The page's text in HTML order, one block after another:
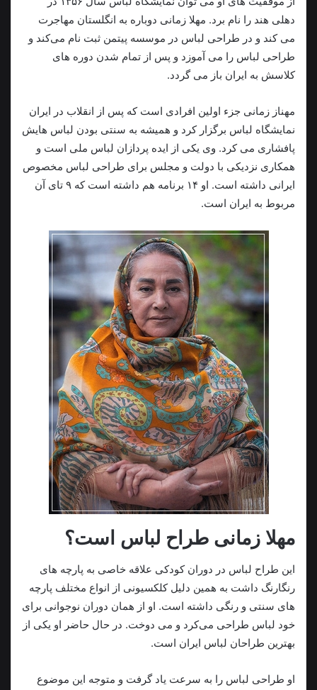
دهلی هند را نام برد. مهلا زمانی دوباره به انگلستان مهاجرت
می کند و در طراحی لباس در موسسه پیتمن ثبت‌ نام می‌کند و
طراحی لباس را می آموزد و پس از تمام‌ شدن دوره های
کلاسش به ایران باز می گردد.
مهناز زمانی جزء اولین افرادی است که پس از انقلاب در ایران
نمایشگاه لباس برگزار کرد و همیشه به سنتی بودن لباس هایش
پافشاری می کرد. وی یکی از ایده پردازان لباس ملی است و
همکاری نزدیکی با دولت و مجلس برای طراحی لباس مخصوص
ایرانی داشته است. او ۱۴ برنامه هم داشته است که ۹ تای آن
مربوط به ایران است.
مهلا زمانی طراح لباس است؟
این طراح لباس در دوران کودکی علاقه خاصی به پارچه ‌های
رنگارنگ داشت به همین دلیل کلکسیونی از انواع مختلف پارچه
های سنتی و رنگی داشته است. او از همان دوران نوجوانی برای
خود لباس طراحی می‌کرد و می دوخت. در حال حاضر او یکی از
بهترین طراحان لباس ایران است.
او طراحی لباس را به سرعت یاد گرفت و متوجه این موضوع